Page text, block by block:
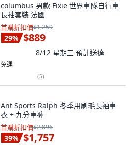
columbus 男款 Fixie 世界車隊自行車
長袖套裝 法國
首購折扣價$1,259
29% $889
8/12 星期三 預計送達
免運
(5)
Ant Sports Ralph 冬季用刷毛長袖車
衣 + 九分車褲
首購折扣價$2,896
39% $1,757